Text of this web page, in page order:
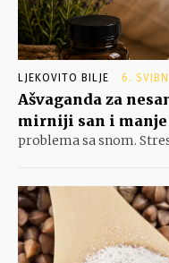
LJEKOVITO BILJE 6.
Ašvaganda za
mirniji san i manje
problema sa snom.